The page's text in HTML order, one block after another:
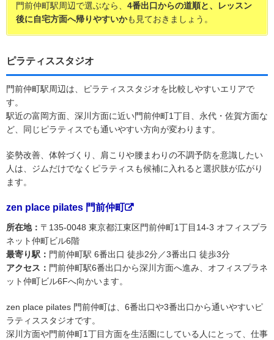
門前仲町駅周辺で選ぶなら、 4番出口からの道順と、レッスン
後に自宅方面へ帰りやすいかも見ておきましょう。
ピラティススタジオ
門前仲町駅周辺は、ピラティススタジオを比較しやすいエリアで
す。
駅近の富岡方面、深川方面に近い門前仲町1丁目、永代・佐賀方面な
ど、同じピラティスでも通いやすい方向が変わります。
姿勢改善、体幹づくり、肩こりや腰まわりの不調予防を意識したい
人は、ジムだけでなくピラティスも候補に入れると選択肢が広がり
ます。
zen place pilates 門前仲町
所在地： 〒135-0048 東京都江東区門前仲町1丁目14-3 オフィスプラ
ネット仲町ビル6階
最寄り駅： 門前仲町駅 6番出口 徒歩2分／3番出口 徒歩3分
アクセス： 門前仲町駅6番出口から深川方面へ進み、オフィスプラネ
ット仲町ビル6Fへ向かいます。
zen place pilates 門前仲町は、6番出口や3番出口から通いやすいピ
ラティススタジオです。
深川方面や門前仲町1丁目方面を生活圏にしている人にとって、仕事